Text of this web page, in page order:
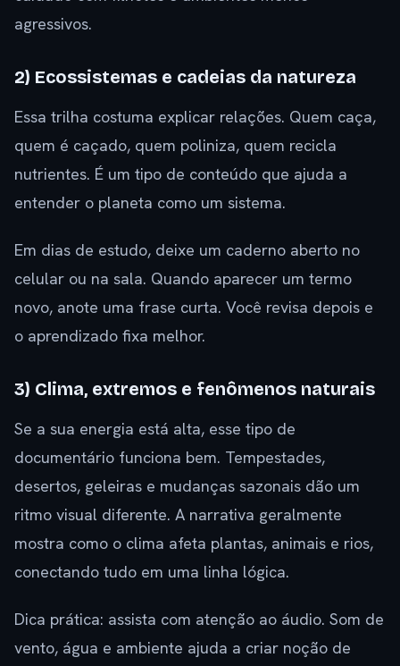
agressivos.
2) Ecossistemas e cadeias da natureza
Essa trilha costuma explicar relações. Quem caça,
quem é caçado, quem poliniza, quem recicla
nutrientes. É um tipo de conteúdo que ajuda a
entender o planeta como um sistema.
Em dias de estudo, deixe um caderno aberto no
celular ou na sala. Quando aparecer um termo
novo, anote uma frase curta. Você revisa depois e
o aprendizado fixa melhor.
3) Clima, extremos e fenômenos naturais
Se a sua energia está alta, esse tipo de
documentário funciona bem. Tempestades,
desertos, geleiras e mudanças sazonais dão um
ritmo visual diferente. A narrativa geralmente
mostra como o clima afeta plantas, animais e rios,
conectando tudo em uma linha lógica.
Dica prática: assista com atenção ao áudio. Som de
vento, água e ambiente ajuda a criar noção de